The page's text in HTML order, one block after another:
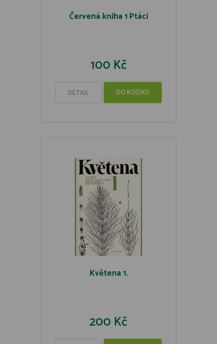
Červená kniha 1 Ptáci
100 Kč
DETAIL DO KOŠÍKU
Květena 1.
200 Kč